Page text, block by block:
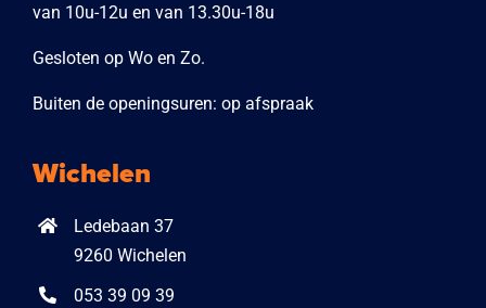
van 10u-12u en van 13.30u-18u
Gesloten op Wo en Zo.
Buiten de openingsuren: op afspraak
Wichelen
Ledebaan 37
9260 Wichelen
053 39 09 39